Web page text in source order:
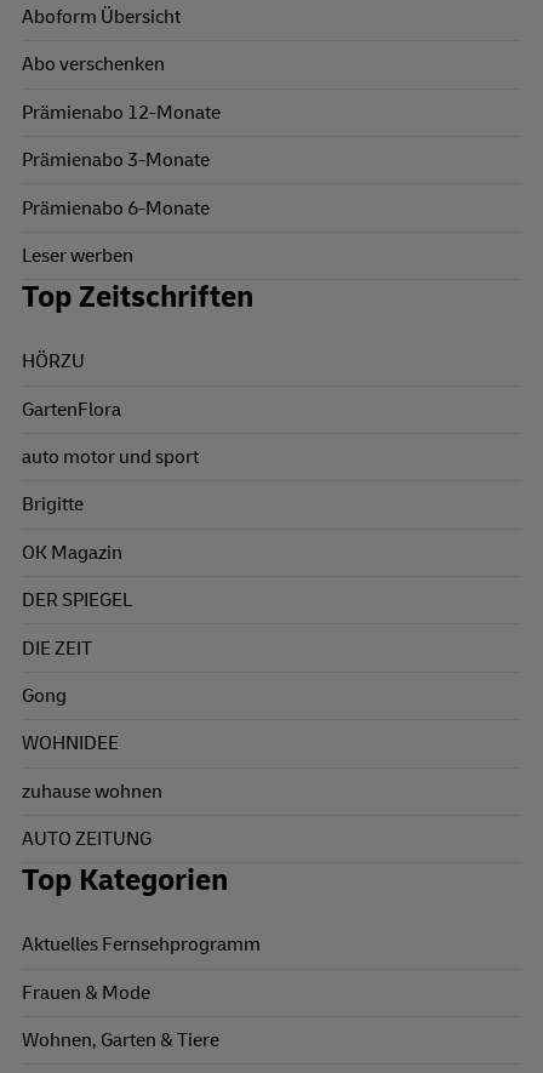
Aboform Übersicht
Abo verschenken
Prämienabo 12-Monate
Prämienabo 3-Monate
Prämienabo 6-Monate
Leser werben
Top Zeitschriften
HÖRZU
GartenFlora
auto motor und sport
Brigitte
OK Magazin
DER SPIEGEL
DIE ZEIT
Gong
WOHNIDEE
zuhause wohnen
AUTO ZEITUNG
Top Kategorien
Aktuelles Fernsehprogramm
Frauen & Mode
Wohnen, Garten & Tiere